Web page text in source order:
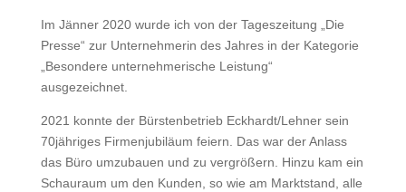
Im Jänner 2020 wurde ich von der Tageszeitung „Die
Presse“ zur Unternehmerin des Jahres in der Kategorie
„Besondere unternehmerische Leistung“
ausgezeichnet.
2021 konnte der Bürstenbetrieb Eckhardt/Lehner sein
70jähriges Firmenjubiläum feiern. Das war der Anlass
das Büro umzubauen und zu vergrößern. Hinzu kam ein
Schauraum um den Kunden, so wie am Marktstand, alle